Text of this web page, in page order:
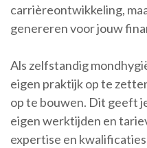
carrièreontwikkeling,
genereren voor jouw
Als zelfstandig
eigen praktijk op te
op te bouwen. Dit geeft
eigen werktijden en
expertise en